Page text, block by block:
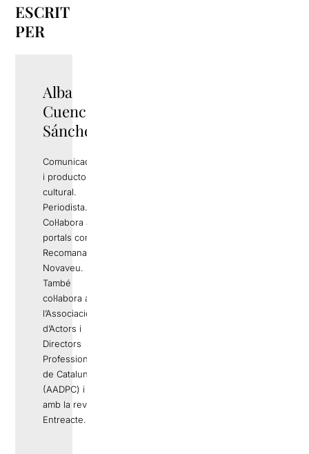
ESCRIT
PER
Alba
Cuenca
Sánchez
Comunicadora
i productora
cultural.
Periodista.
Col·labora amb
portals com
Recomana o
Novaveu.
També
col·labora amb
l’Associació
d’Actors i
Directors
Professionals
de Catalunya
(AADPC) i
amb la revista
Entreacte.